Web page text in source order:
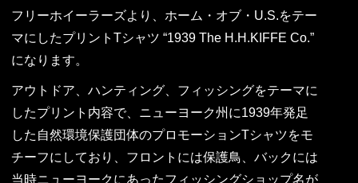
フリーホイーラーズより、ホーム・オブ・U.S.をテー
マにしたプリントTシャツ “1939 The H.H.KIFFE Co.”
になります。
アウトドア、ハンティング、フィッシングをテーマに
したプリント内容で、ニューヨーク州に1939年発足
した自然環境保護団体のプロモーションTシャツをモ
チーフにしており、フロントには保護鳥、バックには
当時ニューヨークにあったフィッシングショップ名が